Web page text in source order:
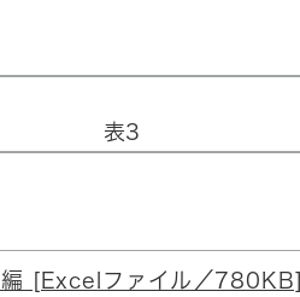
表3
編 [Excelファイル／780KB]